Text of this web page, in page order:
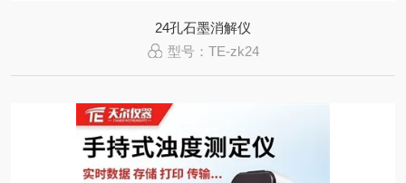
24孔石墨消解仪
型号：TE-zk24